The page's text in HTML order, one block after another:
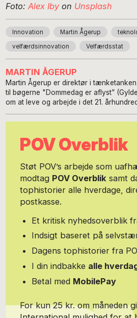
Foto:Alex Ibyon Unsplash
Innovation Martin Ågerup
velfærdsinnovation Velfærdsstat
MARTIN ÅGERUP
Martin Ågerup er direktør i
til bøgerne "Dommedag er aflyst”
om at leve og arbejde i det 21.
”Velfærd i det 21. århundrede – fra
uddannet ved universiteterne i Bristol og
POV Overblik
Støt POV’s arbejde som
modtag POV Overblik samt
tophistorier alle hverdage,
postkasse.
Et kritisk nyhedsoverblik
Indsigt baseret på
Dagens tophistorier fra
I din indbakke alle
Betal med MobilePay
For kun 25 kr. om måneden